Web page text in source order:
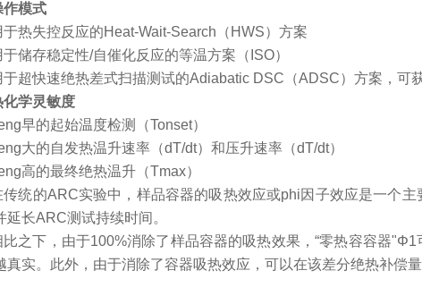
作模式
于热失控反应的Heat-Wait-Search （ HWS）方案
于储存稳定性/自催化反应的等温方案（ ISO）
于超快速绝热差式扫描测试的Adiabatic DSC （ADSC）方案，可
化学灵敏度
早的起始温度检测（Tonset）
大的自发热温升速率（dT/dt）和压升速率（dT/dt）
高的最终绝热温升（Tmax）
传统的ARC实验中，样品容器的吸热效应或phi因子效应是一个
延长ARC测试持续时间。
比之下，由于100%消除了样品容器的吸热效果，“零热容容器"Φ1
真实。此外，由于消除了容器吸热效应，可以在该差分绝热补偿